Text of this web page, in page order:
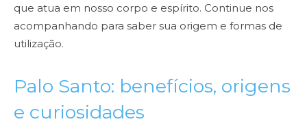
que atua em nosso corpo e espírito. Continue nos
acompanhando para saber sua origem e formas de
utilização.
Palo Santo: benefícios, origens
e curiosidades